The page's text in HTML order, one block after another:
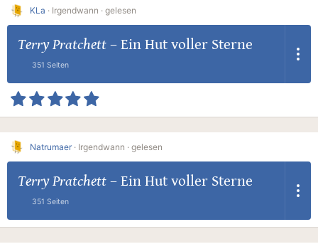
KLa · Irgendwann · gelesen
Terry Pratchett– Ein Hut voller Sterne
351 Seiten
Natrumaer · Irgendwann · gelesen
Terry Pratchett– Ein Hut voller Sterne
351 Seiten